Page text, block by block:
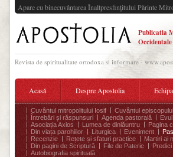
Apare cu binecuvântarea Înaltpresfinţitului Părinte
Publicatia
Revista de spiritualitate ortodoxa si informare -
Acasă Despre Apostolia
Cuvântul mitropolitului Iosif Cuvântul
Întrebări și răspunsuri
Agenda pastorală
Asociația Axios
Lumea de dinlăuntru Pagina
Din viața parohiilor
Liturgica Eveniment
Recenzie
Rețete și sfaturi practice Martiri ai
Din pagini de Scriptură
File de Pateric
Autobiografia spirituală